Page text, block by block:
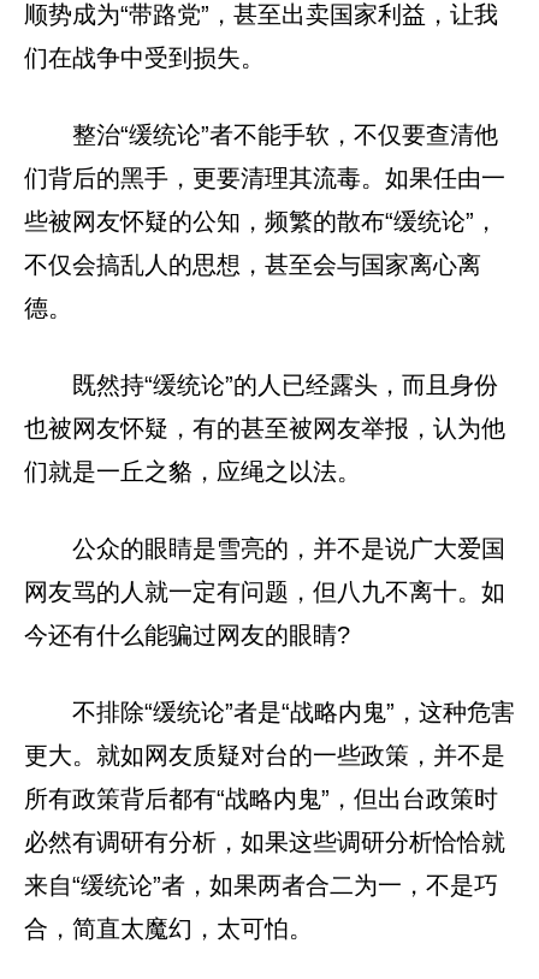
顺势成为“带路党”，甚至出卖国家利益，让我
们在战争中受到损失。
整治“缓统论”者不能手软，不仅要查清他
们背后的黑手，更要清理其流毒。如果任由一
些被网友怀疑的公知，频繁的散布“缓统论”，
不仅会搞乱人的思想，甚至会与国家离心离
德。
既然持“缓统论”的人已经露头，而且身份
也被网友怀疑，有的甚至被网友举报，认为他
们就是一丘之貉，应绳之以法。
公众的眼睛是雪亮的，并不是说广大爱国
网友骂的人就一定有问题，但八九不离十。如
今还有什么能骗过网友的眼睛?
不排除“缓统论”者是“战略内鬼”，这种危害
更大。就如网友质疑对台的一些政策，并不是
所有政策背后都有“战略内鬼”，但出台政策时
必然有调研有分析，如果这些调研分析恰恰就
来自“缓统论”者，如果两者合二为一，不是巧
合，简直太魔幻，太可怕。